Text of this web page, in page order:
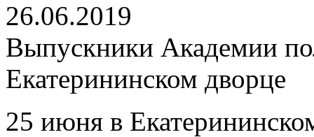
26.06.2019
Выпускники Академии
Екатерининском дворце
25 июня в